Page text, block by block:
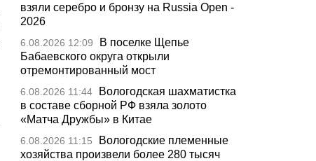
взяли серебро и бронзу на Russia Open -
2026
6.08.2026 12:09
В поселке Щепье
Бабаевского округа открыли
отремонтированный мост
6.08.2026 11:44
Вологодская шахматистка
в составе сборной РФ взяла золото
«Матча Дружбы» в Китае
6.08.2026 11:15
Вологодские племенные
хозяйства произвели более 280 тысяч